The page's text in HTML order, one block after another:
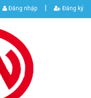
Đăng nhập | Đăng ký